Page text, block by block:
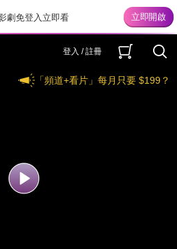
劇免登入立即看
登入 / 註冊
「頻道+看片」每月只要 $199？